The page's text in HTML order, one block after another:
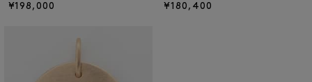
¥198,000 ¥180,400